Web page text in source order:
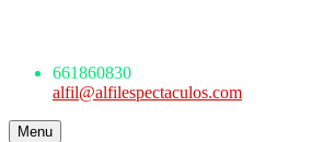
661860830
alfil@alfilespectaculos.com
Menu